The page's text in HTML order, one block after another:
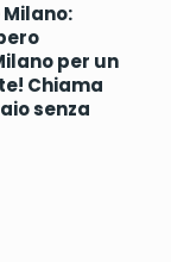
per un
Chiama
senza